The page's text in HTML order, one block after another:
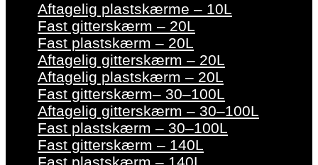
Aftagelig plastskærme – 10L
Fast gitterskærm – 20L
Fast plastskærm – 20L
Aftagelig gitterskærm – 20L
Aftagelig plastskærm – 20L
Fast gitterskærm– 30–100L
Aftagelig gitterskærm – 30–100L
Fast plastskærm – 30–100L
Fast gitterskærm – 140L